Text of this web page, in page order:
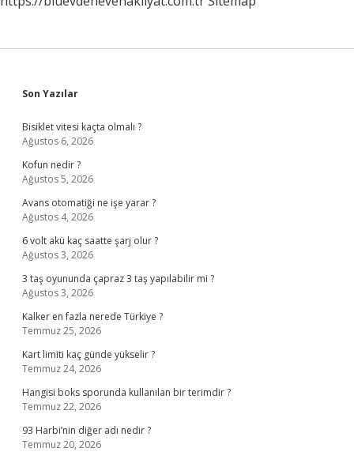
Sidebar
Son Yazılar
Bisiklet vitesi kaçta olmalı ?
Ağustos 6, 2026
Kofun nedir ?
Ağustos 5, 2026
Avans otomatiği ne işe yarar ?
Ağustos 4, 2026
6 volt akü kaç saatte şarj olur ?
Ağustos 3, 2026
3 taş oyununda çapraz 3 taş yapılabilir mi ?
Ağustos 3, 2026
Kalker en fazla nerede Türkiye ?
Temmuz 25, 2026
Kart limiti kaç günde yükselir ?
Temmuz 24, 2026
Hangisi boks sporunda kullanılan bir terimdir ?
Temmuz 22, 2026
93 Harbi’nin diğer adı nedir ?
Temmuz 20, 2026